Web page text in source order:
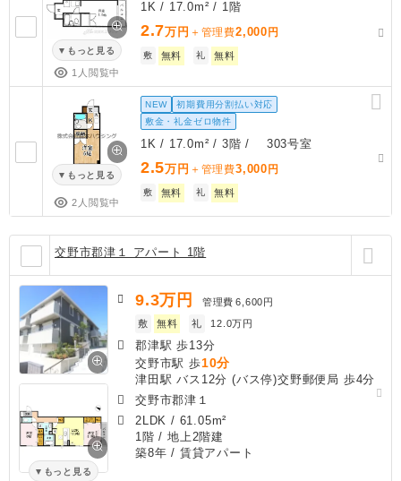
もっと見る
1人閲覧中
1K / 17.0m² / 1階
2.7万円 ＋管理費2,000 円
敷 無料 礼 無料
もっと見る
2人閲覧中
NEW
初期費用分割払い対応
敷金・礼金ゼロ物件
1K / 17.0m² / 3階 / 303号室
2.5万円 ＋管理費3,000 円
敷 無料 礼 無料
交野市郡津１ アパート 1階
もっと見る
9.3万円 管理費 6,600円
敷
無料 礼 12.0万円
郡津駅 歩13分
交野市駅 歩10分
津田駅 バス12分 (バス停)交野郵便局 歩4分
交野市郡津１
2LDK / 61.05m²
1階 / 地上2階建
築8年 / 賃貸アパート